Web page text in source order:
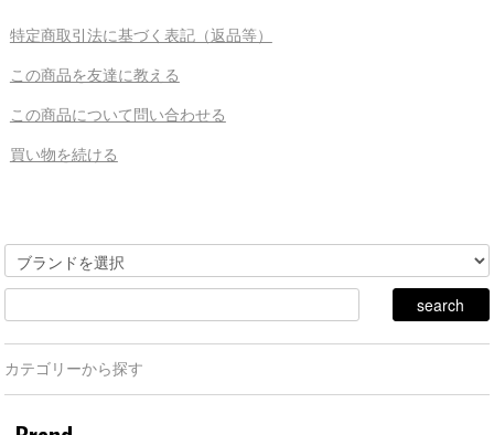
特定商取引法に基づく表記（返品等）
この商品を友達に教える
この商品について問い合わせる
買い物を続ける
カテゴリーから探す